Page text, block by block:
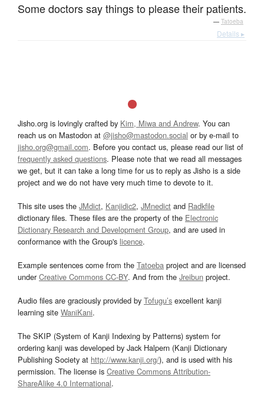
Some doctors say things to please their patients.
— Tatoeba
Details ▸
Jisho.org is lovingly crafted by Kim, Miwa and Andrew. You can
reach us on Mastodon at @jisho@mastodon.social or by e-mail to
jisho.org@gmail.com. Before you contact us, please read our list of
frequently asked questions. Please note that we read all messages
we get, but it can take a long time for us to reply as Jisho is a side
project and we do not have very much time to devote to it.
This site uses the JMdict, Kanjidic2, JMnedict and Radkfile
dictionary files. These files are the property of the Electronic
Dictionary Research and Development Group, and are used in
conformance with the Group's licence.
Example sentences come from the Tatoeba project and are licensed
underCreative Commons CC-BY. And from the Jreibun project.
Audio files are graciously provided by Tofugu’s excellent kanji
learning site WaniKani.
The SKIP (System of Kanji Indexing by Patterns) system for
ordering kanji was developed by Jack Halpern (Kanji Dictionary
Publishing Society at http://www.kanji.org/), and is used with his
permission. The license is Creative Commons Attribution-
ShareAlike 4.0 International.